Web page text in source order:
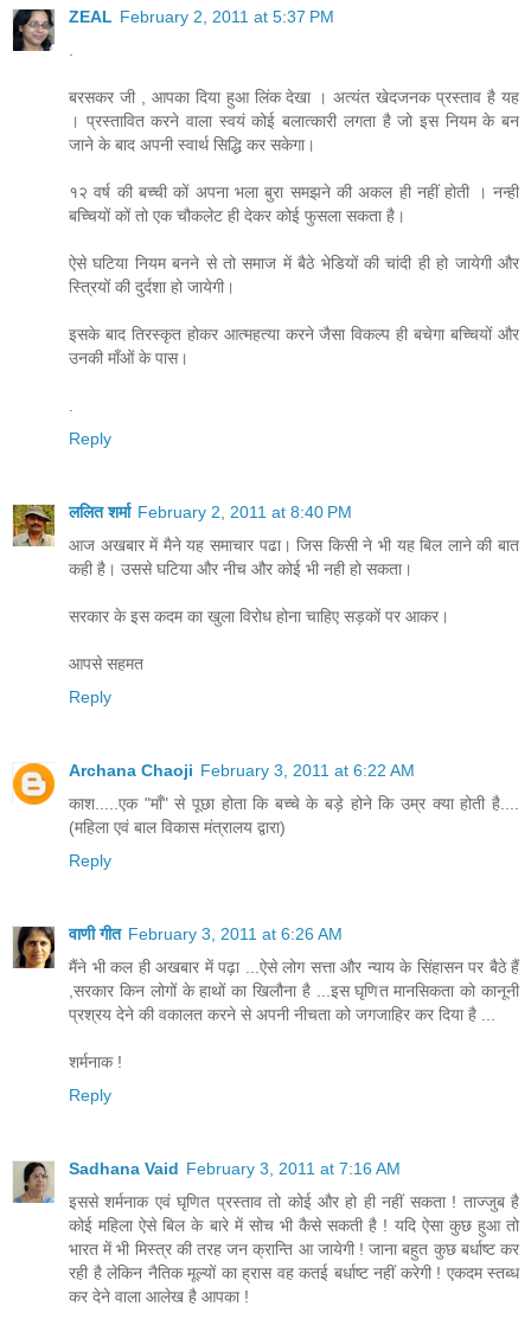
ZEAL February 2, 2011 at 5:37 PM
बरसकर जी , आपका दिया हुआ लिंक देखा । अत्यंत खेदजनक प्रस्ताव है यह
। प्रस्तावित करने वाला स्वयं कोई बलात्कारी लगता है जो इस नियम के बन
जाने के बाद अपनी स्वार्थ सिद्धि कर सकेगा।
१२ वर्ष की बच्ची कों अपना भला बुरा समझने की अकल ही नहीं होती । नन्ही
बच्चियों कों तो एक चौकलेट ही देकर कोई फुसला सकता है।
ऐसे घटिया नियम बनने से तो समाज में बैठे भेडियों की चांदी ही हो जायेगी और
स्त्रियों की दुर्दशा हो जायेगी।
इसके बाद तिरस्कृत होकर आत्महत्या करने जैसा विकल्प ही बचेगा बच्चियों और
उनकी माँओं के पास।
Reply
ललित शर्मा February 2, 2011 at 8:40 PM
आज अखबार में मैने यह समाचार पढा। जिस किसी ने भी यह बिल लाने की बात
कही है। उससे घटिया और नीच और कोई भी नही हो सकता।
सरकार के इस कदम का खुला विरोध होना चाहिए सड़कों पर आकर।
आपसे सहमत
Reply
Archana Chaoji February 3, 2011 at 6:22 AM
काश.....एक "माँ" से पूछा होता कि बच्चे के बड़े होने कि उम्र क्या होती है....
(महिला एवं बाल विकास मंत्रालय द्वारा)
Reply
वाणी गीत February 3, 2011 at 6:26 AM
मैंने भी कल ही अखबार में पढ़ा ...ऐसे लोग सत्ता और न्याय के सिंहासन पर बैठे हैं
,सरकार किन लोगों के हाथों का खिलौना है ...इस घृणित मानसिकता को कानूनी
प्रश्रय देने की वकालत करने से अपनी नीचता को जगजाहिर कर दिया है ...
शर्मनाक !
Reply
Sadhana Vaid February 3, 2011 at 7:16 AM
इससे शर्मनाक एवं घृणित प्रस्ताव तो कोई और हो ही नहीं सकता ! ताज्जुब है
कोई महिला ऐसे बिल के बारे में सोच भी कैसे सकती है ! यदि ऐसा कुछ हुआ तो
भारत में भी मिस्त्र की तरह जन क्रान्ति आ जायेगी ! जाना बहुत कुछ बर्धाष्ट कर
रही है लेकिन नैतिक मूल्यों का ह्रास वह कतई बर्धाष्ट नहीं करेगी ! एकदम स्तब्ध
कर देने वाला आलेख है आपका !